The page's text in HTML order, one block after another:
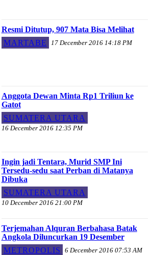
Resmi Ditutup, 907 Mata Bisa Melihat
MARTABE
17 December 2016 14:18 PM
Anggota Dewan Minta Rp1 Triliun ke
Gatot
SUMATERA UTARA
16 December 2016 12:35 PM
Ingin jadi Tentara, Murid SMP Ini
Tersedu-sedu saat Perban di Matanya
Dibuka
SUMATERA UTARA
10 December 2016 21:00 PM
Terjemahan Alquran Berbahasa Batak
Angkola Diluncurkan 19 Desember
METROPOLIS
6 December 2016 07:53 AM